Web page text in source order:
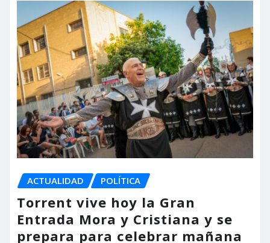
ACTUALIDAD POLÍTICA
Torrent vive hoy la Gran
Entrada Mora y Cristiana y se
prepara para celebrar mañana